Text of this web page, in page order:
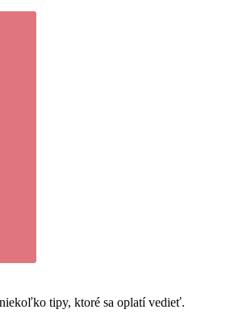
tipy, ktoré sa oplatí vedieť.